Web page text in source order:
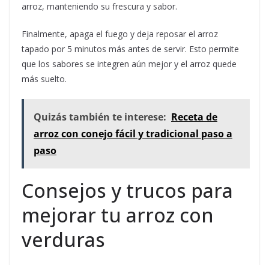
arroz, manteniendo su frescura y sabor.
Finalmente, apaga el fuego y deja reposar el arroz
tapado por 5 minutos más antes de servir. Esto permite
que los sabores se integren aún mejor y el arroz quede
más suelto.
Quizás también te interese: Receta de
arroz con conejo fácil y tradicional paso a
paso
Consejos y trucos para
mejorar tu arroz con
verduras